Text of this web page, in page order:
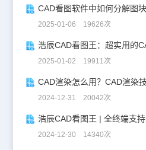
2025-01-06 19626次
2025-01-02 19911次
CAD渲染怎么用？CAD渲染
2024-12-31 20042次
浩辰CAD看图王 | 全终端支持
2024-12-30 14340次